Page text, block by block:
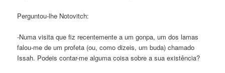
Perguntou-lhe Notovitch:
-Numa visita que fiz recentemente a um gonpa, um dos lamas
falou-me de um profeta (ou, como dizeis, um buda) chamado
Issah. Podeis contar-me alguma coisa sobre a sua existência?